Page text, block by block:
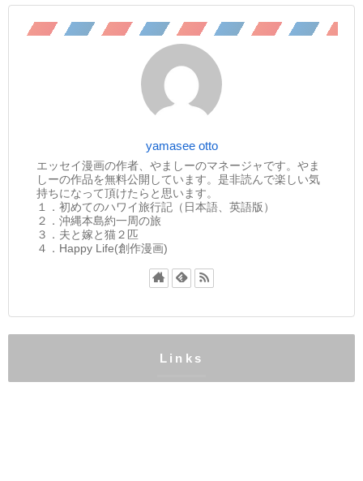
yamasee otto
エッセイ漫画の作者、やましーのマネージャです。やま
しーの作品を無料公開しています。是非読んで楽しい気
持ちになって頂けたらと思います。
１．初めてのハワイ旅行記（日本語、英語版）
２．沖縄本島約一周の旅
３．夫と嫁と猫２匹
４．Happy Life(創作漫画)
Links